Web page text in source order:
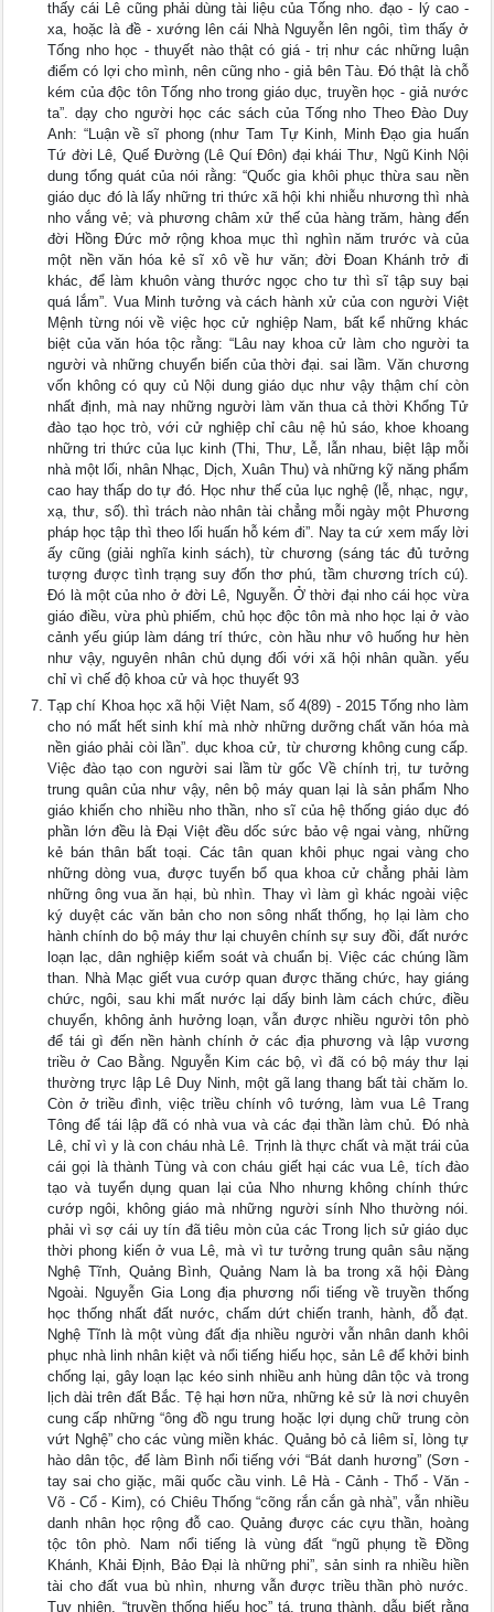
thấy cái Lê cũng phải dùng tài liệu của Tống nho. đạo - lý cao -
xa, hoặc là đề - xướng lên cái Nhà Nguyễn lên ngôi, tìm thấy ở
Tống nho học - thuyết nào thật có giá - trị như các những luận
điểm có lợi cho mình, nên cũng nho - giả bên Tàu. Đó thật là chỗ
kém của độc tôn Tống nho trong giáo dục, truyền học - giả nước
ta”. dạy cho người học các sách của Tống nho Theo Đào Duy
Anh: “Luận về sĩ phong (như Tam Tự Kinh, Minh Đạo gia huấn
Tứ đời Lê, Quế Đường (Lê Quí Đôn) đại khái Thư, Ngũ Kinh Nội
dung tổng quát của nói rằng: “Quốc gia khôi phục thừa sau nền
giáo dục đó là lấy những tri thức xã hội khi nhiễu nhương thì nhà
nho vắng vẻ; và phương châm xử thế của hàng trăm, hàng đến
đời Hồng Đức mở rộng khoa mục thì nghìn năm trước và của
một nền văn hóa kẻ sĩ xô về hư văn; đời Đoan Khánh trở đi
khác, để làm khuôn vàng thước ngọc cho tư thì sĩ tập suy bại
quá lắm”. Vua Minh tưởng và cách hành xử của con người Việt
Mệnh từng nói về việc học cử nghiệp Nam, bất kể những khác
biệt của văn hóa tộc rằng: “Lâu nay khoa cử làm cho người ta
người và những chuyển biến của thời đại. sai lầm. Văn chương
vốn không có quy củ Nội dung giáo dục như vậy thậm chí còn
nhất định, mà nay những người làm văn thua cả thời Khổng Tử
đào tạo học trò, với cử nghiệp chỉ câu nệ hủ sáo, khoe khoang
những tri thức của lục kinh (Thi, Thư, Lễ, lẫn nhau, biệt lập mỗi
nhà một lối, nhân Nhạc, Dịch, Xuân Thu) và những kỹ năng phẩm
cao hay thấp do tự đó. Học như thế của lục nghệ (lễ, nhạc, ngự,
xạ, thư, số). thì trách nào nhân tài chẳng mỗi ngày một Phương
pháp học tập thì theo lối huấn hỗ kém đi”. Nay ta cứ xem mấy lời
ấy cũng (giải nghĩa kinh sách), từ chương (sáng tác đủ tưởng
tượng được tình trạng suy đốn thơ phú, tầm chương trích cú).
Đó là một của nho ở đời Lê, Nguyễn. Ở thời đại nho cái học vừa
giáo điều, vừa phù phiếm, chủ học độc tôn mà nho học lại ở vào
cảnh yếu giúp làm dáng trí thức, còn hầu như vô huống hư hèn
như vậy, nguyên nhân chủ dụng đối với xã hội nhân quần. yếu
chỉ vì chế độ khoa cử và học thuyết 93
Tạp chí Khoa học xã hội Việt Nam, số 4(89) - 2015 Tống nho làm
cho nó mất hết sinh khí mà nhờ những dưỡng chất văn hóa mà
nền giáo phải còi lần”. dục khoa cử, từ chương không cung cấp.
Việc đào tạo con người sai lầm từ gốc Về chính trị, tư tưởng
trung quân của như vậy, nên bộ máy quan lại là sản phẩm Nho
giáo khiến cho nhiều nho thần, nho sĩ của hệ thống giáo dục đó
phần lớn đều là Đại Việt đều dốc sức bảo vệ ngai vàng, những
kẻ bán thân bất toại. Các tân quan khôi phục ngai vàng cho
những dòng vua, được tuyển bổ qua khoa cử chẳng phải làm
những ông vua ăn hại, bù nhìn. Thay vì làm gì khác ngoài việc
ký duyệt các văn bản cho non sông nhất thống, họ lại làm cho
hành chính do bộ máy thư lại chuyên chính sự suy đồi, đất nước
loạn lạc, dân nghiệp kiểm soát và chuẩn bị. Việc các chúng lầm
than. Nhà Mạc giết vua cướp quan được thăng chức, hay giáng
chức, ngôi, sau khi mất nước lại dấy binh làm cách chức, điều
chuyển, không ảnh hưởng loạn, vẫn được nhiều người tôn phò
để tái gì đến nền hành chính ở các địa phương và lập vương
triều ở Cao Bằng. Nguyễn Kim các bộ, vì đã có bộ máy thư lại
thường trực lập Lê Duy Ninh, một gã lang thang bất tài chăm lo.
Còn ở triều đình, việc triều chính vô tướng, làm vua Lê Trang
Tông để tái lập đã có nhà vua và các đại thần làm chủ. Đó nhà
Lê, chỉ vì y là con cháu nhà Lê. Trịnh là thực chất và mặt trái của
cái gọi là thành Tùng và con cháu giết hại các vua Lê, tích đào
tạo và tuyển dụng quan lại của Nho nhưng không chính thức
cướp ngôi, không giáo mà những người sính Nho thường nói.
phải vì sợ cái uy tín đã tiêu mòn của các Trong lịch sử giáo dục
thời phong kiến ở vua Lê, mà vì tư tưởng trung quân sâu nặng
Nghệ Tĩnh, Quảng Bình, Quảng Nam là ba trong xã hội Đàng
Ngoài. Nguyễn Gia Long địa phương nổi tiếng về truyền thống
học thống nhất đất nước, chấm dứt chiến tranh, hành, đỗ đạt.
Nghệ Tĩnh là một vùng đất địa nhiều người vẫn nhân danh khôi
phục nhà linh nhân kiệt và nổi tiếng hiếu học, sản Lê để khởi binh
chống lại, gây loạn lạc kéo sinh nhiều anh hùng dân tộc và trong
lịch dài trên đất Bắc. Tệ hại hơn nữa, những kẻ sử là nơi chuyên
cung cấp những “ông đồ ngu trung hoặc lợi dụng chữ trung còn
vứt Nghệ” cho các vùng miền khác. Quảng bỏ cả liêm sỉ, lòng tự
hào dân tộc, để làm Bình nổi tiếng với “Bát danh hương” (Sơn -
tay sai cho giặc, mãi quốc cầu vinh. Lê Hà - Cảnh - Thổ - Văn -
Võ - Cổ - Kim), có Chiêu Thống “cõng rắn cắn gà nhà”, vẫn nhiều
danh nhân học rộng đỗ cao. Quảng được các cựu thần, hoàng
tộc tôn phò. Nam nổi tiếng là vùng đất “ngũ phụng tề Đồng
Khánh, Khải Định, Bảo Đại là những phi”, sản sinh ra nhiều hiền
tài cho đất vua bù nhìn, nhưng vẫn được triều thần phò nước.
Tuy nhiên, “truyền thống hiếu học” tá, trung thành, dẫu biết rằng